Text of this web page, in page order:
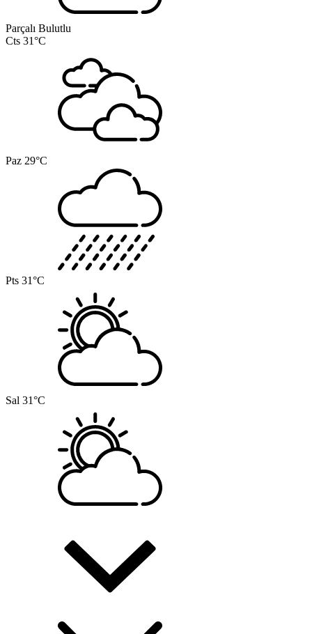
Parçalı Bulutlu
Cts 31°C
Paz 29°C
Pts 31°C
Sal 31°C